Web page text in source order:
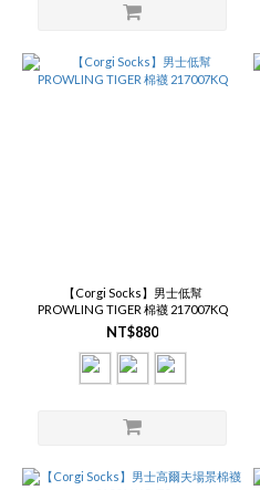
【Corgi Socks】男士低幫
PROWLING TIGER 棉襪 217007KQ
NT$880